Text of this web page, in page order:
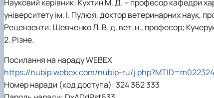
Науковий керівник: Кухтин М. Д. – професор кафедри
університету ім. І. Пулюя, доктор ветеринарних наук,
Рецензенти: Шевченко Л. В. д. вет. н., професор;
2. Різне.
Посилання на нараду WEBEX
https://nubip.webex.com/nubip-ru/
Номер наради (код доступа): 324 362 333